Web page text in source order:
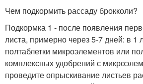
Чем подкормить рассаду брокколи?
Подкормка 1 - после появления
листа, примерно через 5-7 дней: в 1
полтаблетки микроэлементов или
комплексных удобрений с
проведите опрыскивание листьев